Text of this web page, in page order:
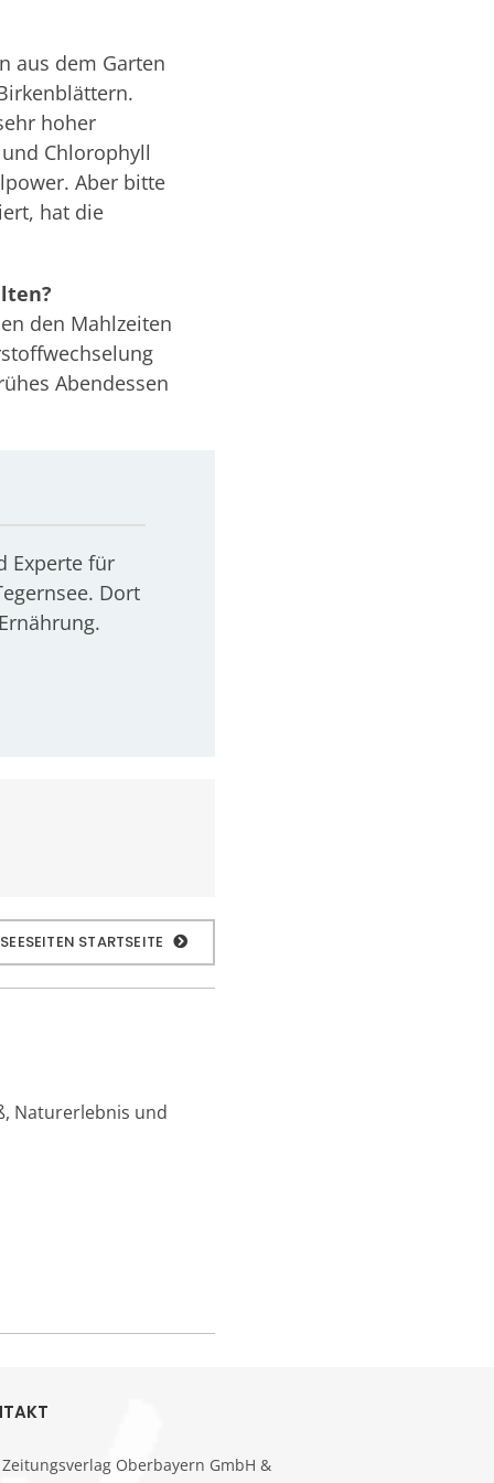
aus dem Garten
hoher
Chlorophyll
Aber bitte
hat die
den Mahlzeiten
Abendessen
Experte für
Dort
STARTSEITE
Naturerlebnis und
Zeitungsverlag Oberbayern GmbH &